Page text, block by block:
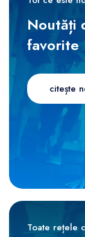
Noutăți
favorite
citește
Toate rețele